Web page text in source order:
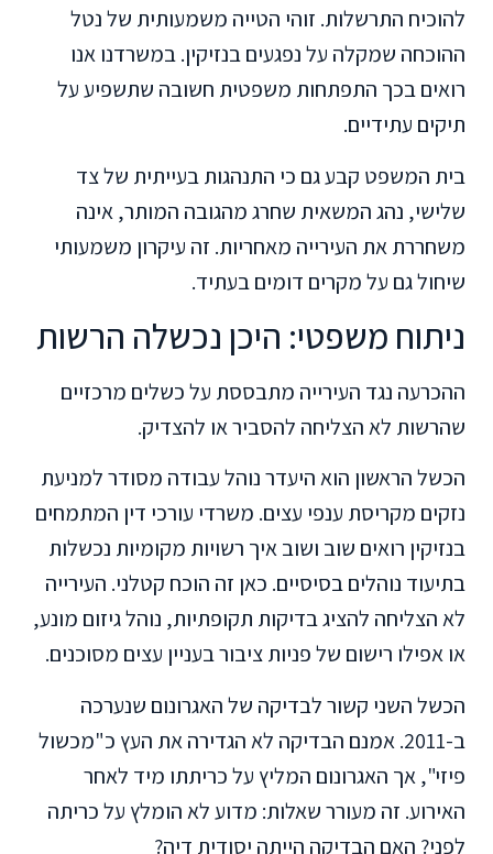
להוכיח התרשלות. זוהי הטייה משמעותית של נטל
ההוכחה שמקלה על נפגעים בנזיקין. במשרדנו אנו
רואים בכך התפתחות משפטית חשובה שתשפיע על
תיקים עתידיים.
בית המשפט קבע גם כי התנהגות בעייתית של צד
שלישי, נהג המשאית שחרג מהגובה המותר, אינה
משחררת את העירייה מאחריות. זה עיקרון משמעותי
שיחול גם על מקרים דומים בעתיד.
ניתוח משפטי: היכן נכשלה הרשות
ההכרעה נגד העירייה מתבססת על כשלים מרכזיים
שהרשות לא הצליחה להסביר או להצדיק.
הכשל הראשון הוא היעדר נוהל עבודה מסודר למניעת
נזקים מקריסת ענפי עצים. משרדי עורכי דין המתמחים
בנזיקין רואים שוב ושוב איך רשויות מקומיות נכשלות
בתיעוד נוהלים בסיסיים. כאן זה הוכח קטלני. העירייה
לא הצליחה להציג בדיקות תקופתיות, נוהל גיזום מונע,
או אפילו רישום של פניות ציבור בעניין עצים מסוכנים.
הכשל השני קשור לבדיקה של האגרונום שנערכה
ב-2011. אמנם הבדיקה לא הגדירה את העץ כ"מכשול
פיזי", אך האגרונום המליץ על כריתתו מיד לאחר
האירוע. זה מעורר שאלות: מדוע לא הומלץ על כריתה
לפני? האם הבדיקה הייתה יסודית דיה?